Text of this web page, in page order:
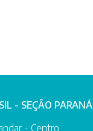
- SEÇÃO PARANÁ
- Centro